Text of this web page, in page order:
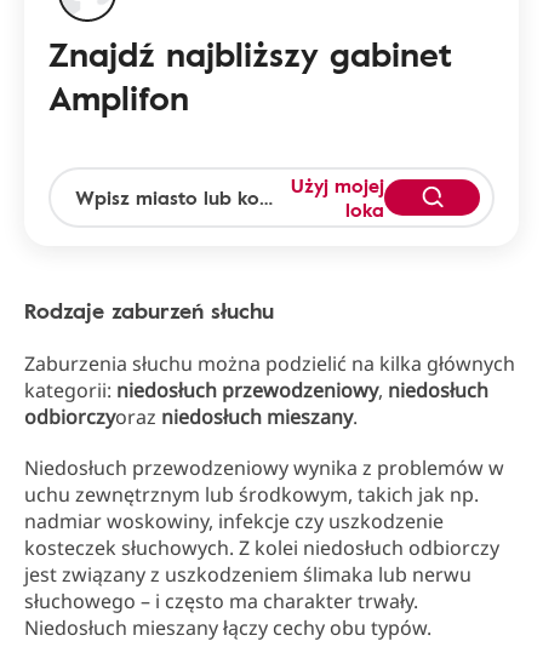
Znajdź najbliższy gabinet
Amplifon
Użyj mojej
loka
Rodzaje zaburzeń słuchu
Zaburzenia słuchu można podzielić na kilka głównych
kategorii: niedosłuch przewodzeniowy, niedosłuch
odbiorczyoraz niedosłuch mieszany.
Niedosłuch przewodzeniowy wynika z problemów w
uchu zewnętrznym lub środkowym, takich jak np.
nadmiar woskowiny, infekcje czy uszkodzenie
kosteczek słuchowych. Z kolei niedosłuch odbiorczy
jest związany z uszkodzeniem ślimaka lub nerwu
słuchowego – i często ma charakter trwały.
Niedosłuch mieszany łączy cechy obu typów.